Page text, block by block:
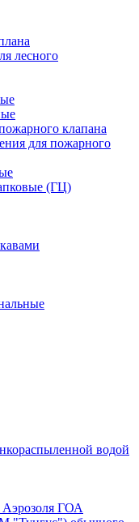
лесного
клапана
для пожарного
(ГЦ)
водой
ГОА